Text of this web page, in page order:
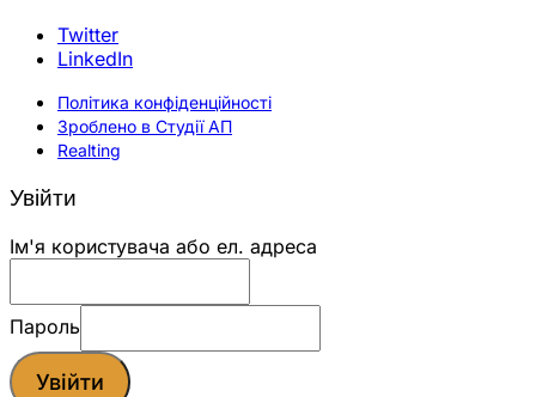
Twitter
LinkedIn
Політика конфіденційності
Зроблено в Студії АП
Realting
Увійти
Ім'я користувача або ел. адреса
Пароль
Увійти